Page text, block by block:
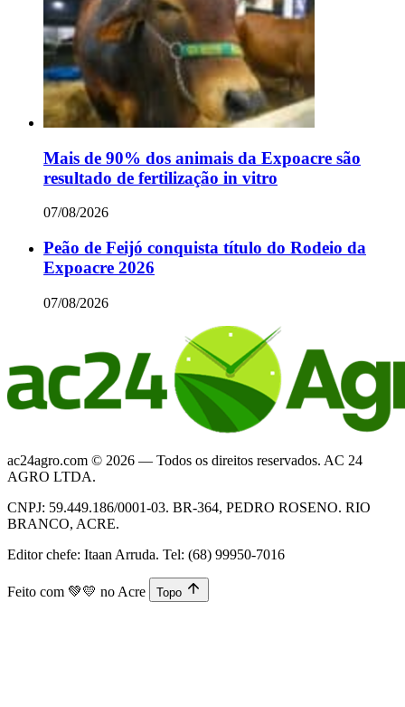
Mais de 90% dos animais da Expoacre são
resultado de fertilização in vitro
07/08/2026
Peão de Feijó conquista título do Rodeio da
Expoacre 2026
07/08/2026
ac24agro.com © 2026 — Todos os direitos reservados. AC 24
AGRO LTDA.
CNPJ: 59.449.186/0001-03. BR-364, PEDRO ROSENO. RIO
BRANCO, ACRE.
Editor chefe: Itaan Arruda. Tel: (68) 99950-7016
Feito com 💚💛 no Acre Topo